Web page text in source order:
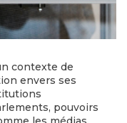
contexte de
envers ses
pouvoirs